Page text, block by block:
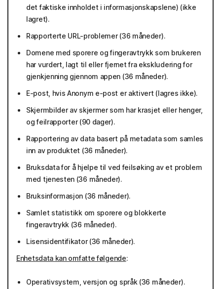
det faktiske innholdet i informasjonskapslene) (ikke
lagret).
Rapporterte URL-problemer (36 måneder).
Domene med sporere og fingeravtrykk som brukeren
har vurdert, lagt til eller fjernet fra ekskludering for
gjenkjenning gjennom appen (36 måneder).
E-post, hvis Anonym e-post er aktivert (lagres ikke).
Skjermbilder av skjermer som har krasjet eller henger,
og feilrapporter (90 dager).
Rapportering av data basert på metadata som samles
inn av produktet (36 måneder).
Bruksdata for å hjelpe til ved feilsøking av et problem
med tjenesten (36 måneder).
Bruksinformasjon (36 måneder).
Samlet statistikk om sporere og blokkerte
fingeravtrykk (36 måneder).
Lisensidentifikator (36 måneder).
Enhetsdata kan omfatte følgende:
Operativsystem, versjon og språk (36 måneder).